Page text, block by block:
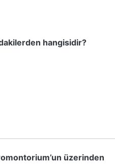
hangisidir?
üzerinden